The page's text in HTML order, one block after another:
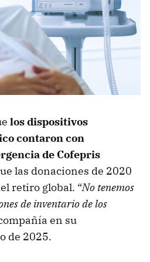
los dispositivos
contaron con
de Cofepris
las donaciones de 2020
retiro global. “No tenemos
de inventario de los
en su
de 2025.